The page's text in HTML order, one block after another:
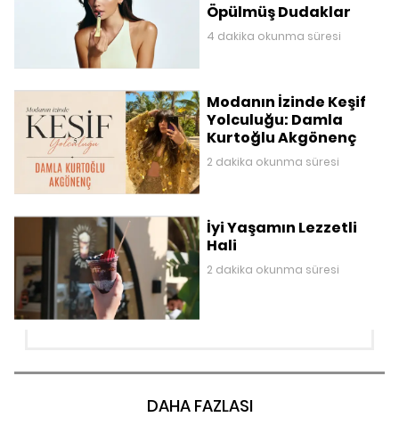
Öpülmüş Dudaklar
4 dakika okunma süresi
Modanın İzinde Keşif
Yolculuğu: Damla
Kurtoğlu Akgönenç
2 dakika okunma süresi
İyi Yaşamın Lezzetli
Hali
2 dakika okunma süresi
DAHA FAZLASI